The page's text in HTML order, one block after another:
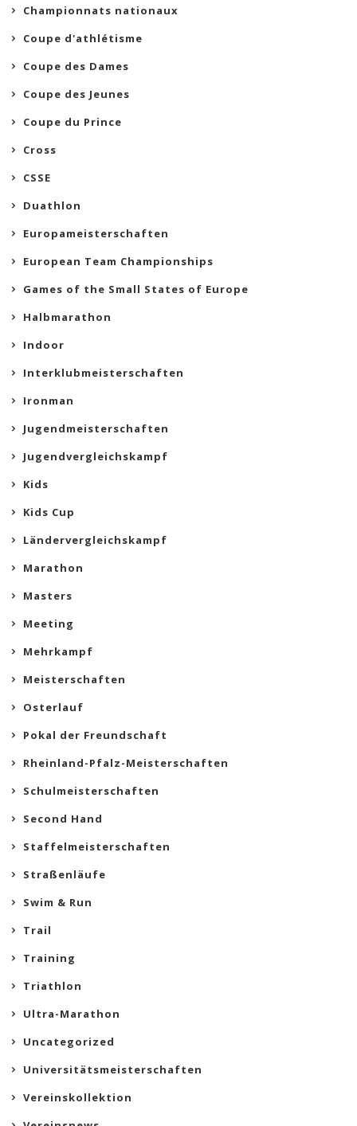
Championnats nationaux
Coupe d'athlétisme
Coupe des Dames
Coupe des Jeunes
Coupe du Prince
Cross
CSSE
Duathlon
Europameisterschaften
European Team Championships
Games of the Small States of Europe
Halbmarathon
Indoor
Interklubmeisterschaften
Ironman
Jugendmeisterschaften
Jugendvergleichskampf
Kids
Kids Cup
Ländervergleichskampf
Marathon
Masters
Meeting
Mehrkampf
Meisterschaften
Osterlauf
Pokal der Freundschaft
Rheinland-Pfalz-Meisterschaften
Schulmeisterschaften
Second Hand
Staffelmeisterschaften
Straßenläufe
Swim & Run
Trail
Training
Triathlon
Ultra-Marathon
Uncategorized
Universitätsmeisterschaften
Vereinskollektion